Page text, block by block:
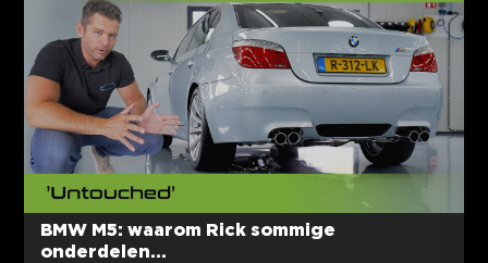
BMW M5: waarom Rick sommige
onderdelen...